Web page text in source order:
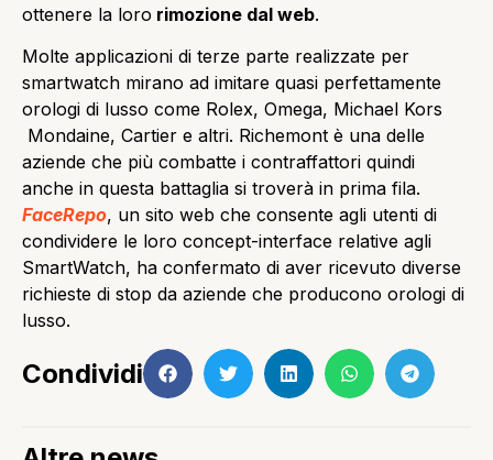
ottenere la loro rimozione dal web.
Molte applicazioni di terze parte realizzate per
smartwatch mirano ad imitare quasi perfettamente
orologi di lusso come Rolex, Omega, Michael Kors
Mondaine, Cartier e altri. Richemont è una delle
aziende che più combatte i contraffattori quindi
anche in questa battaglia si troverà in prima fila.
FaceRepo, un sito web che consente agli utenti di
condividere le loro concept-interface relative agli
SmartWatch, ha confermato di aver ricevuto diverse
richieste di stop da aziende che producono orologi di
lusso.
Condividi